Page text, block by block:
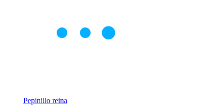
Pepinillo reina